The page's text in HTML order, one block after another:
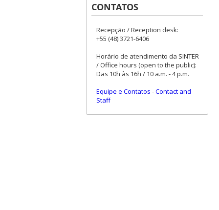
CONTATOS
Recepção / Reception desk:
+55 (48) 3721-6406
Horário de atendimento da SINTER
/ Office hours (open to the public):
Das 10h às 16h / 10 a.m. - 4 p.m.
Equipe e Contatos -Contact and
Staff